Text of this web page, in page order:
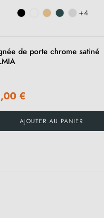
+4
de porte chrome satiné
€
AJOUTER AU PANIER